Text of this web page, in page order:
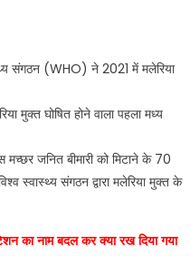
संगठन (WHO) ने 2021 में मलेरिया
मुक्त घोषित होने वाला पहला मध्य
जनित बीमारी को मिटाने के 70
स्वास्थ्य संगठन द्वारा मलेरिया मुक्त के
का नाम बदल कर क्या रख दिया गया